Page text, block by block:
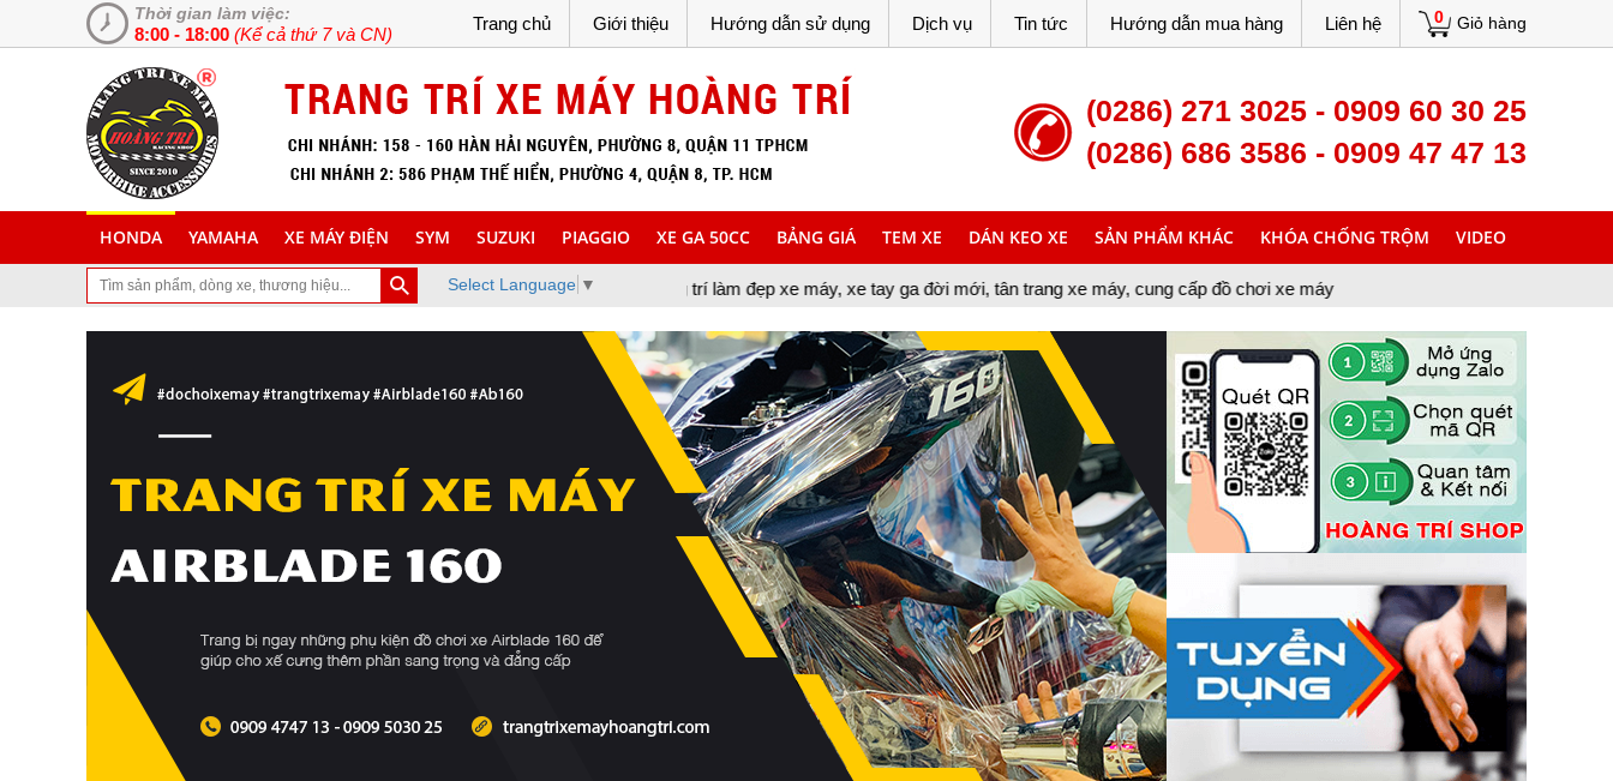
Thời gian làm việc:
8:00 - 18:00 (Kể cả thứ 7 và CN)
0 Giỏ hàng
Trang chủ Giới thiệu Hướng dẫn sử dụng Dịch vụ Tin tức Hướng dẫn mua hàng Liên hệ
(0286) 271 3025 - 0909 60 30 25
(0286) 686 3586 - 0909 47 47 13
HONDA YAMAHA XE MÁY ĐIỆN SYM SUZUKI PIAGGIO XE GA 50CC BẢNG GIÁ TEM XE DÁN KEO XE SẢN PHẨM KHÁC KHÓA CHỐNG TRỘM VIDEO
Select Language ▼
ghé thăm trang Web chuyên cung cấp và lắp đặt phụ tùng inox trang trí làm đẹp xe máy, xe tay ga đời mới, tân trang xe máy, cung cấp đồ chơi xe máy